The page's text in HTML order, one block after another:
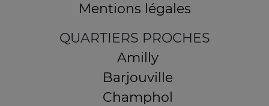
Mentions légales
QUARTIERS PROCHES
Amilly
Barjouville
Champhol